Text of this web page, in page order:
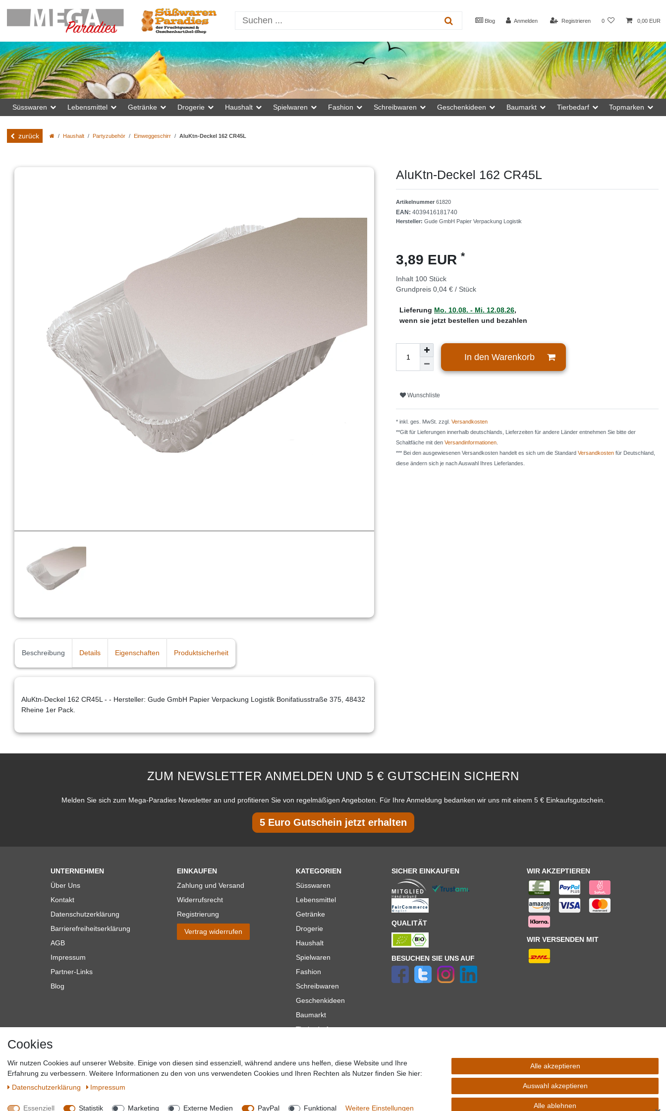
Blog Anmelden Registrieren 0 0,00 EUR
Süsswaren Lebensmittel Getränke Drogerie Haushalt Spielwaren Fashion Schreibwaren Geschenkideen Baumarkt Tierbedarf Topmarken
zurück Haushalt Partyzubehör Einweggeschirr AluKtn-Deckel 162 CR45L
AluKtn-Deckel 162 CR45L
Artikelnummer 61820
EAN: 4039416181740
Hersteller: Gude GmbH Papier Verpackung Logistik
3,89 EUR *
Inhalt 100 Stück
Grundpreis 0,04 € / Stück
Lieferung Mo. 10.08. - Mi. 12.08.26,
wenn sie jetzt bestellen und bezahlen
In den Warenkorb
Wunschliste
* inkl. ges. MwSt. zzgl. Versandkosten
**Gilt für Lieferungen innerhalb deutschlands, Lieferzeiten für andere Länder entnehmen Sie bitte der
Schaltfäche mit den Versandinformationen
*** Bei den ausgewiesenen Versandkosten handelt es sich um die Standard Versandkosten für Deutschland,
diese ändern sich je nach Auswahl Ihres Lieferlandes.
Beschreibung Details Eigenschaften Produktsicherheit
AluKtn-Deckel 162 CR45L - - Hersteller: Gude GmbH Papier Verpackung Logistik Bonifatiusstraße 375, 48432
Rheine 1er Pack.
ZUM NEWSLETTER ANMELDEN UND 5 € GUTSCHEIN SICHERN
Melden Sie sich zum Mega-Paradies Newsletter an und profitieren Sie von regelmäßigen Angeboten. Für Ihre Anmeldung bedanken wir uns mit einem 5 € Einkaufsgutschein.
5 Euro Gutschein jetzt erhalten
UNTERNEHMEN
Über Uns
Kontakt
Datenschutzerklärung
Barrierefreiheitserklärung
AGB
Impressum
Partner-Links
Blog
EINKAUFEN
Zahlung und Versand
Widerrufsrecht
Registrierung
Vertrag widerrufen
KATEGORIEN
Süsswaren
Lebensmittel
Getränke
Drogerie
Haushalt
Spielwaren
Fashion
Schreibwaren
Geschenkideen
Baumarkt
Tierbedarf
SICHER EINKAUFEN
QUALITÄT
BESUCHEN SIE UNS AUF
WIR AKZEPTIEREN
WIR VERSENDEN MIT
*Alle Preise verstehen sich inkl. MwSt. zzgl. Versandkosten. **Gilt für Lieferungen innerhalb deutschlands, Lieferzeiten für andere Länder entnehmen Sie bitte der Schaltfäche mit den Versandinformationen . *** Bei den ausgewiesenen
für Deutschland, diese ändern sich je nach Auswahl Ihres Lieferlandes.
Cookies
Wir nutzen Cookies auf unserer Website. Einige von diesen sind essenziell, während andere uns helfen, diese Website und Ihre
Erfahrung zu verbessern. Weitere Informationen zu den von uns verwendeten Cookies und Ihren Rechten als Nutzer finden Sie hier:
Daten­schutz­erklärung
Impressum
Essenziell Statistik Marketing Externe Medien PayPal Funktional Weitere Einstellungen
Alle akzeptieren
Auswahl akzeptieren
Alle ablehnen